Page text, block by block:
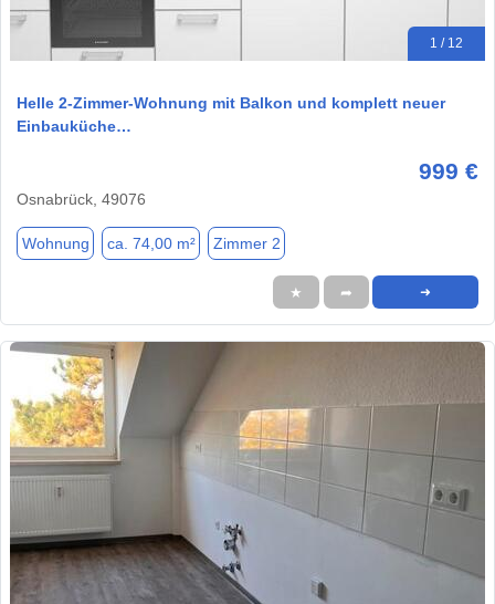
1 / 12
Helle 2-Zimmer-Wohnung mit Balkon und komplett neuer
Einbauküche…
999 €
Osnabrück, 49076
Wohnung ca. 74,00 m² Zimmer 2
★ ➦ ➜